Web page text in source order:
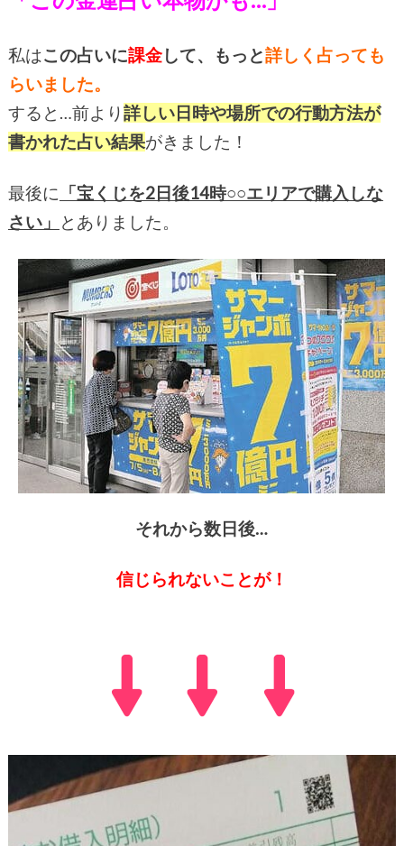
私はこの占いに課金して、もっと詳しく占っても
らいました。
すると…前より詳しい日時や場所での行動方法が
書かれた占い結果がきました！
最後に 「宝くじを2日後14時○○エリアで購入しな
さい」 とありました。
それから数日後…
信じられないことが！